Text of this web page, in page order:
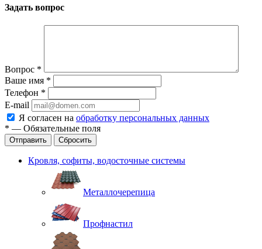
Задать вопрос
Вопрос *
Ваше имя *
Телефон *
E-mail
Я согласен на обработку персональных данных
* — Обязательные поля
Отправить Сбросить
Кровля, софиты, водосточные системы
Металлочерепица
Профнастил